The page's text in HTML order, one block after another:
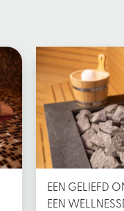
EEN GELIEFD
EEN